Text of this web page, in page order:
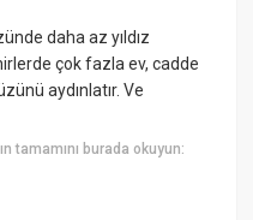
daha az yıldız
çok fazla ev, cadde
aydınlatır. Ve
tamamını burada okuyun: